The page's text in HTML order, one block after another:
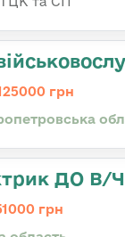
грн
ДО В/
грн